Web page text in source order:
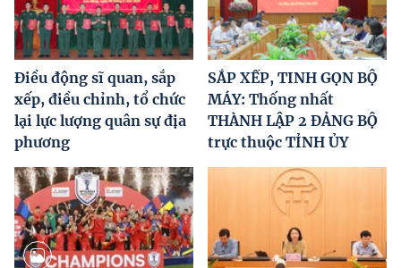
Điều động sĩ quan, sắp
xếp, điều chỉnh, tổ chức
lại lực lượng quân sự địa
phương
SẮP XẾP, TINH GỌN BỘ
MÁY: Thống nhất
THÀNH LẬP 2 ĐẢNG BỘ
trực thuộc TỈNH ỦY